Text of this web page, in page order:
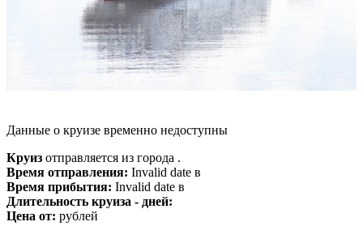
Данные о круизе временно недоступны
Круиз отправляется из города .
Время отправления: Invalid date в
Время прибытия: Invalid date в
Длительность круиза - дней:
Цена от: рублей